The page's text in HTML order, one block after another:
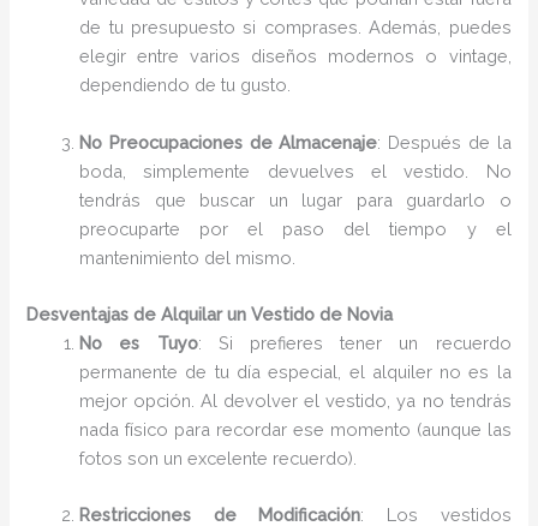
de tu presupuesto si comprases. Además, puedes
elegir entre varios diseños modernos o vintage,
dependiendo de tu gusto.
No Preocupaciones de Almacenaje: Después de la
boda, simplemente devuelves el vestido. No
tendrás que buscar un lugar para guardarlo o
preocuparte por el paso del tiempo y el
mantenimiento del mismo.
Desventajas de Alquilar un Vestido de Novia
No es Tuyo: Si prefieres tener un recuerdo
permanente de tu día especial, el alquiler no es la
mejor opción. Al devolver el vestido, ya no tendrás
nada físico para recordar ese momento (aunque las
fotos son un excelente recuerdo).
Restricciones de Modificación: Los vestidos